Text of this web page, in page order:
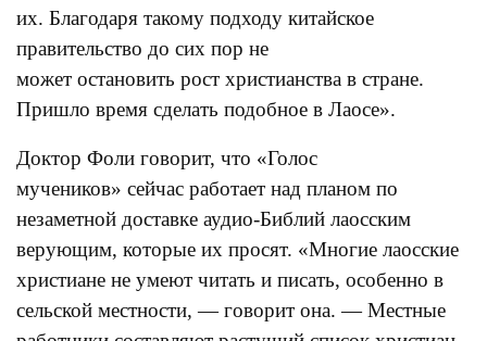
их. Благодаря такому подходу китайское
правительство до сих пор не
может остановить рост христианства в стране.
Пришло время сделать подобное в Лаосе».
Доктор Фоли говорит, что «Голос
мучеников» сейчас работает над планом по
незаметной доставке аудио-Библий лаосским
верующим, которые их просят. «Многие лаосские
христиане не умеют читать и писать, особенно в
сельской местности, — говорит она. — Местные